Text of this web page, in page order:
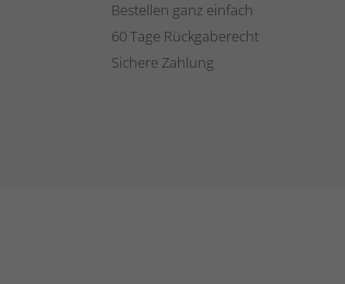
Bestellen ganz einfach
60 Tage Rückgaberecht
Sichere Zahlung